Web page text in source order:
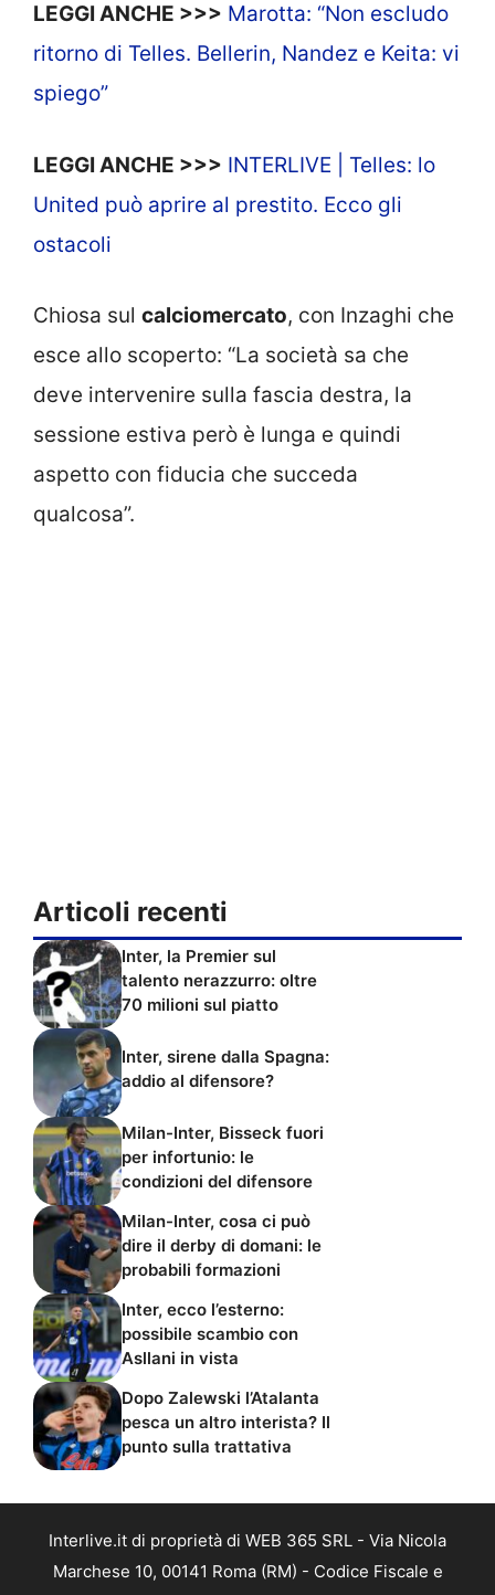
LEGGI ANCHE >>> Marotta: “Non escludo
ritorno di Telles. Bellerin, Nandez e Keita: vi
spiego”
LEGGI ANCHE >>> INTERLIVE | Telles: lo
United può aprire al prestito. Ecco gli
ostacoli
Chiosa sul calciomercato, con Inzaghi che
esce allo scoperto: “La società sa che
deve intervenire sulla fascia destra, la
sessione estiva però è lunga e quindi
aspetto con fiducia che succeda
qualcosa”.
Articoli recenti
Inter, la Premier sul
talento nerazzurro: oltre
70 milioni sul piatto
Inter, sirene dalla Spagna:
addio al difensore?
Milan-Inter, Bisseck fuori
per infortunio: le
condizioni del difensore
Milan-Inter, cosa ci può
dire il derby di domani: le
probabili formazioni
Inter, ecco l’esterno:
possibile scambio con
Asllani in vista
Dopo Zalewski l’Atalanta
pesca un altro interista? Il
punto sulla trattativa
Interlive.it di proprietà di WEB 365 SRL - Via Nicola
Marchese 10, 00141 Roma (RM) - Codice Fiscale e